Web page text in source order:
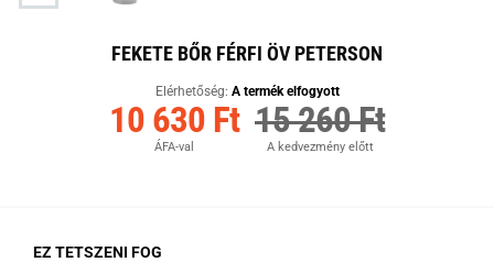
FEKETE BŐR FÉRFI ÖV PETERSON
Elérhetőség: A termék elfogyott
10 630 Ft
ÁFA-val
15 260 Ft
A kedvezmény előtt
EZ TETSZENI FOG